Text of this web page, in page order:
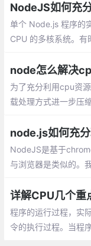
NodeJS如何充
单个 Node.js 程序的
CPU 的多核系统。
pressJS 的HTTP服务
node怎么解决
为了充分利用cpu资
载处理方式进一步压
ss.fork()函数供我们
node.js如何充
NodeJS是基于
与浏览器是类似的。
本上都是多核的。真
物理机有12个核）
详解CPU几个重
程序的运行过程，实
令的执行过程。当程